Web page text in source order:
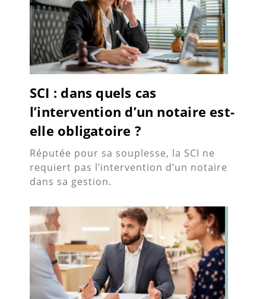
SCI : dans quels cas
l’intervention d’un notaire est-
elle obligatoire ?
Réputée pour sa souplesse, la SCI ne
requiert pas l’intervention d’un notaire
dans sa gestion.